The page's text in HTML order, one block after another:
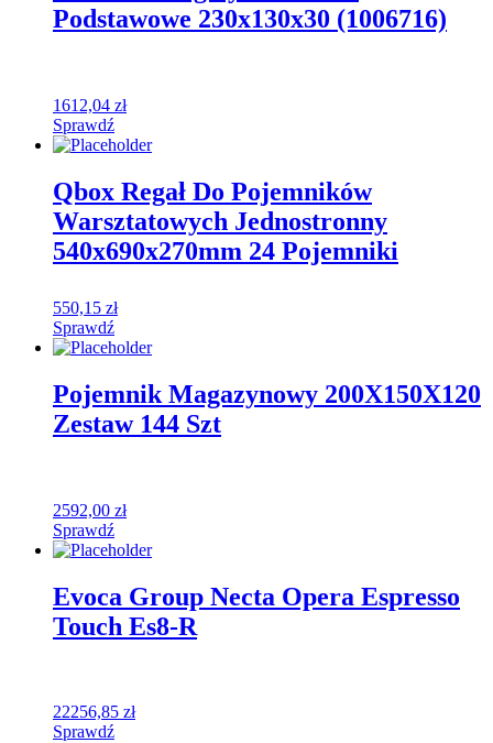
Podstawowe 230x130x30 (1006716)
1612,04 zł
Sprawdź
Qbox Regał Do Pojemników
Warsztatowych Jednostronny
540x690x270mm 24 Pojemniki
550,15 zł
Sprawdź
Pojemnik Magazynowy 200X150X120
Zestaw 144 Szt
2592,00 zł
Sprawdź
Evoca Group Necta Opera Espresso
Touch Es8-R
22256,85 zł
Sprawdź